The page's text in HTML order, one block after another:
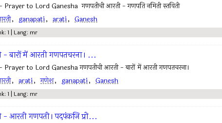
to Lord Ganesha गणपतीची आरती - गणपति नमिती स्तविती
, ganapati, arati, Ganesh
1 | Lang: mr
बारों में आरती गणपतचरना। ...
to Lord Ganesha गणपतीची आरती - बारों में आरती गणपतचरना।
, arati, गणेश, ganapati, Ganesh
1 | Lang: mr
आरती गणपती। पदपंकजि प्री...